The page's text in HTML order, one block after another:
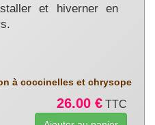
et hiverner en
à coccinelles et chrysope
26.00 € TTC